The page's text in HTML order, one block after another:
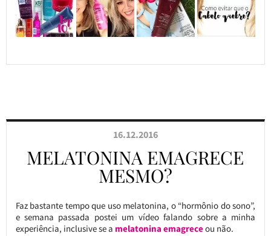
16.12.2016
MELATONINA EMAGRECE
MESMO?
Faz bastante tempo que uso melatonina, o “hormônio do sono”,
e semana passada postei um vídeo falando sobre a minha
experiência, inclusive se a melatonina emagreceou não.